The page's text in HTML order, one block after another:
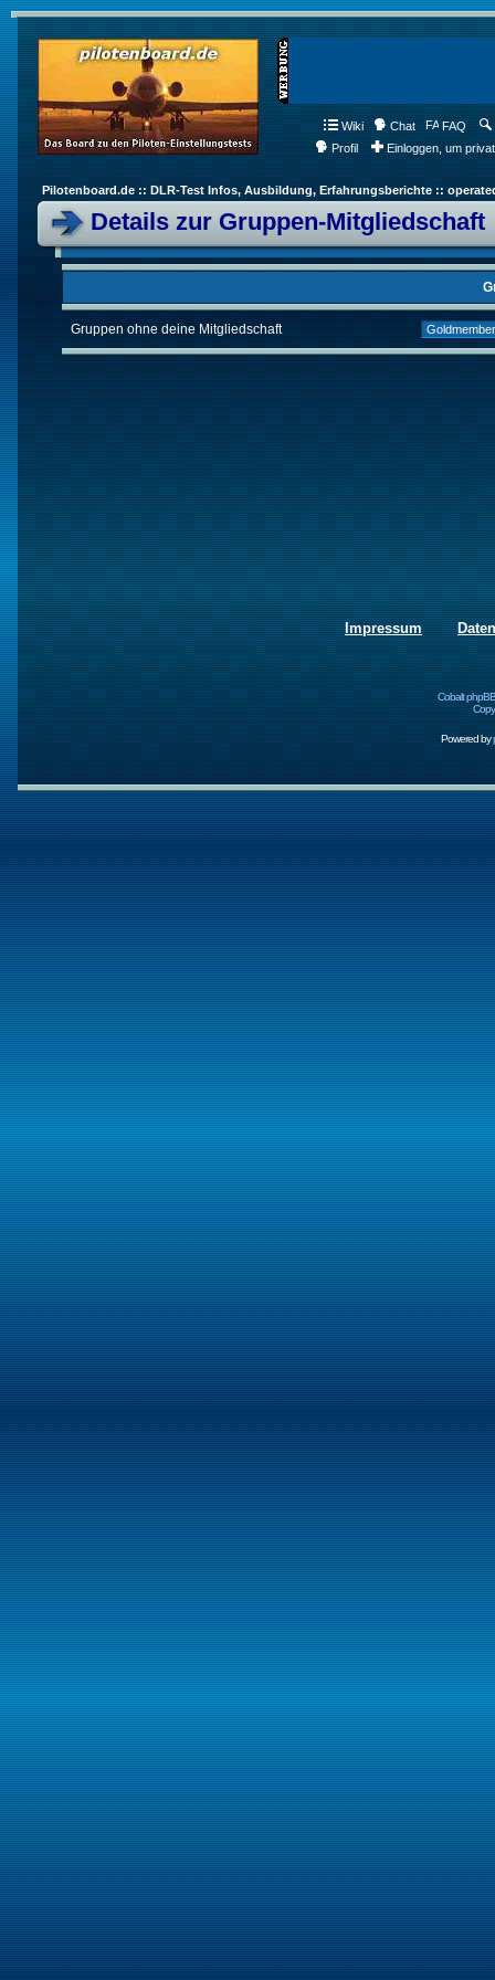
Wiki Chat FAQ
Profil
Einloggen, um
Pilotenboard.de :: DLR-Test Infos, Ausbildung, Erfahrungsberichte ::
Details zur Gruppen-Mitgliedschaft
Gruppen ohne deine Mitgliedschaft
Impressum
Cobalt
Powered by